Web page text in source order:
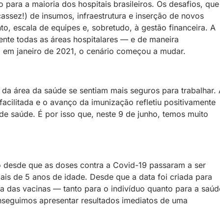
a maioria dos hospitais brasileiros. Os desafios, que
de insumos, infraestrutura e inserção de novos
escala de equipes e, sobretudo, à gestão financeira. A
todas as áreas hospitalares — e de maneira
janeiro de 2021, o cenário começou a mudar.
área da saúde se sentiam mais seguros para trabalhar.
e o avanço da imunização refletiu positivamente
saúde. É por isso que, neste 9 de junho, temos muito
que as doses contra a Covid-19 passaram a ser
de 5 anos de idade. Desde que a data foi criada para
das vacinas — tanto para o indivíduo quanto para a
apresentar resultados imediatos de uma